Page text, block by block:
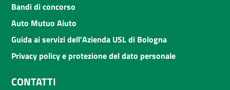
Bandi di concorso
Auto Mutuo Aiuto
Guida ai servizi dell'Azienda USL di Bologna
Privacy policy e protezione del dato personale
CONTATTI